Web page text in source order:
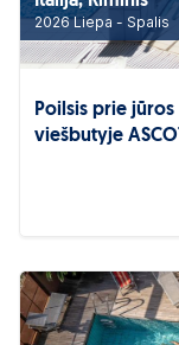
2026 Liepa - Spalis
Poilsis prie
viešbutyje